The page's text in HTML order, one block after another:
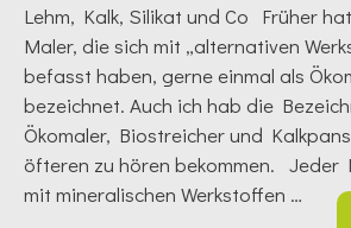
Lehm, Kalk, Silikat und Co Früher
Maler, die sich mit „alternativen
befasst haben, gerne einmal als
bezeichnet. Auch ich hab die
Ökomaler, Biostreicher und
öfteren zu hören bekommen. Jeder
mit mineralischen Werkstoffen …